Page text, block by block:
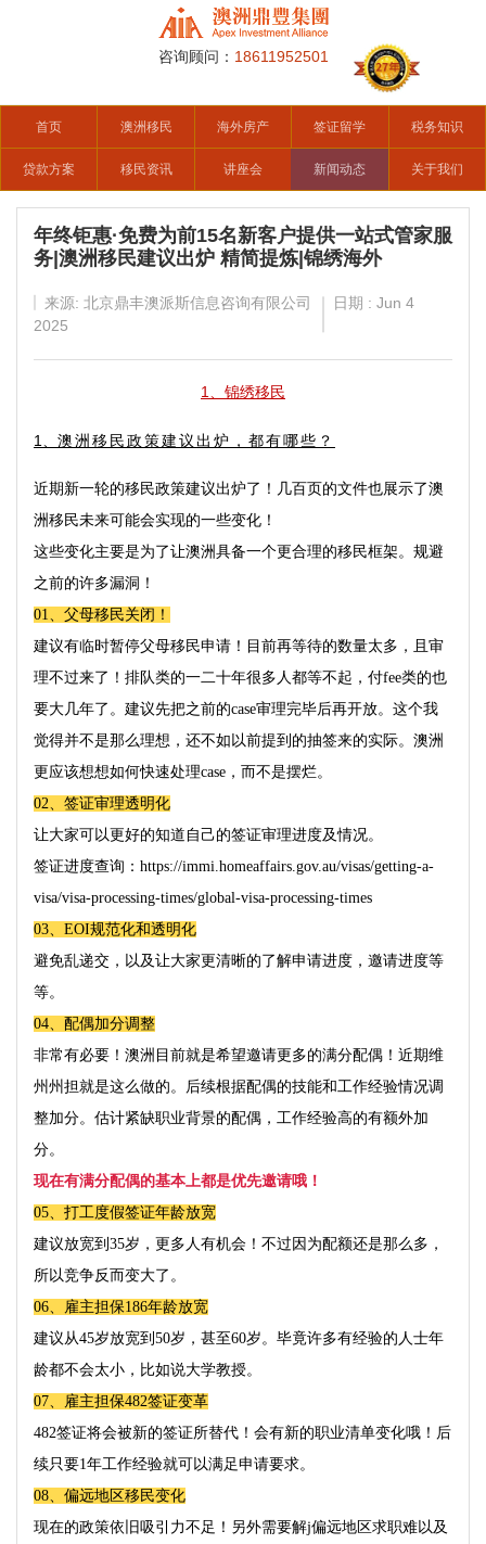
咨询顾问： 18611952501
首页 澳洲移民 海外房产 签证留学 税务知识
贷款方案 移民资讯 讲座会 新闻动态 关于我们
年终钜惠·免费为前15名新客户提供一站式管家服
务|澳洲移民建议出炉 精简提炼|锦绣海外
来源: 北京鼎丰澳派斯信息咨询有限公司
日期 : Jun 4
2025
1、锦绣移民
1、 澳洲移民政策建议出炉，都有哪些？
近期新一轮的移民政策建议出炉了！几百页的文件也展示了澳
洲移民未来可能会实现的一些变化！
这些变化主要是为了让澳洲具备一个更合理的移民框架。规避
之前的许多漏洞！
01、 父母移民关闭！
建议有临时暂停父母移民申请！目前再等待的数量太多，且审
理不过来了！排队类的一二十年很多人都等不起，付fee类的也
要大几年了。建议先把之前的case审理完毕后再开放。这个我
觉得并不是那么理想，还不如以前提到的抽签来的实际。澳洲
更应该想想如何快速处理case ，而不是摆烂。
02、 签证审理透明化
让大家可以更好的知道自己的签证审理进度及情况。
签证进度查询： https://immi.homeaffairs.gov.au/visas/getting-a-
visa/visa-processing-times/global-visa-processing-times
03、EOI规范化和透明化
避免乱递交，以及让大家更清晰的了解申请进度，邀请进度等
等。
04、 配偶加分调整
非常有必要！澳洲目前就是希望邀请更多的满分配偶！近期维
州州担就是这么做的。后续根据配偶的技能和工作经验情况调
整加分。估计紧缺职业背景的配偶，工作经验高的有额外加
分。
现在有满分配偶的基本上都是优先邀请哦！
05、 打工度假签证年龄放宽
建议放宽到 35岁，更多人有机会！不过因为配额还是那么多，
所以竞争反而变大了。
06、 雇主担保186年龄放宽
建议从45岁放宽到 50岁，甚至60岁。毕竟许多有经验的人士年
龄都不会太小，比如说大学教授。
07、 雇主担保482签证变革
482签证将会被新的签证所替代！会有新的职业清单变化哦！后
续只要1年工作经验就可以满足申请要求。
08、 偏远地区移民变化
现在的政策依旧吸引力不足！另外需要解j偏远地区求职难以及